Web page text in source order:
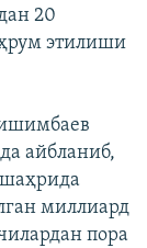
20
этилиши
айбланиб,
миллиард
пора